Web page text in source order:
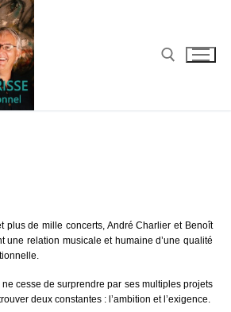
plus de mille concerts, André Charlier et Benoît
une relation musicale et humaine d’une qualité
cesse de surprendre par ses multiples projets
deux constantes : l’ambition et l’exigence.